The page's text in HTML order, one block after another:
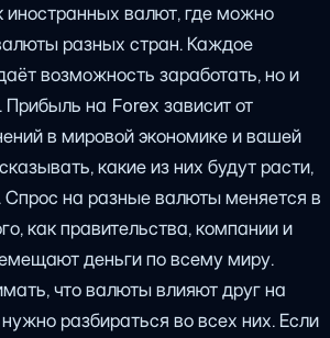
иностранных валют, где можно
разных стран. Каждое
возможность заработать, но и
Прибыль на Forex зависит от
в мировой экономике и вашей
какие из них будут расти,
на разные валюты меняется в
как правительства, компании и
деньги по всему миру.
что валюты влияют друг на
разбираться во всех них. Если